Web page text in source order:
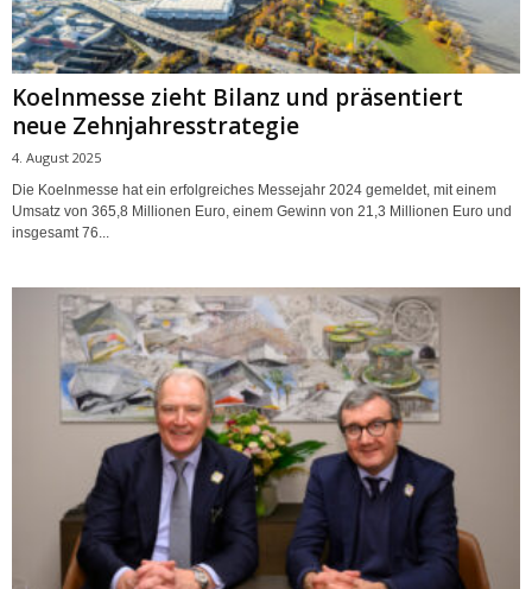
Koelnmesse zieht Bilanz und präsentiert
neue Zehnjahresstrategie
4. August 2025
Die Koelnmesse hat ein erfolgreiches Messejahr 2024 gemeldet, mit einem
Umsatz von 365,8 Millionen Euro, einem Gewinn von 21,3 Millionen Euro und
insgesamt 76...